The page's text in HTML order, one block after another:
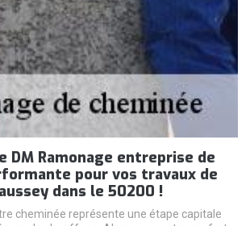
DM Ramonage entreprise de
pour vos travaux de
dans le 50200 !
cheminée représente une étape capitale